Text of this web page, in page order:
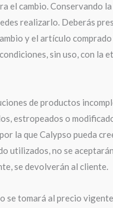
el cambio. Conservando
realizarlo. Deberás
y el artículo
sin uso, con la
de productos
estropeados o
la que Calypso pueda
utilizados, no se
se devolverán al cliente.
se tomará al precio